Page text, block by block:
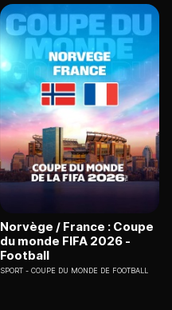
Norvège / France : Coupe
du monde FIFA 2026 -
Football
SPORT COUPE DU MONDE DE FOOTBALL